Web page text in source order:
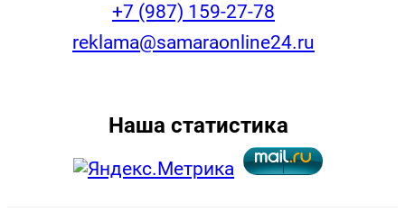
+7 (987) 159-27-78
reklama@samaraonline24.ru
Наша статистика